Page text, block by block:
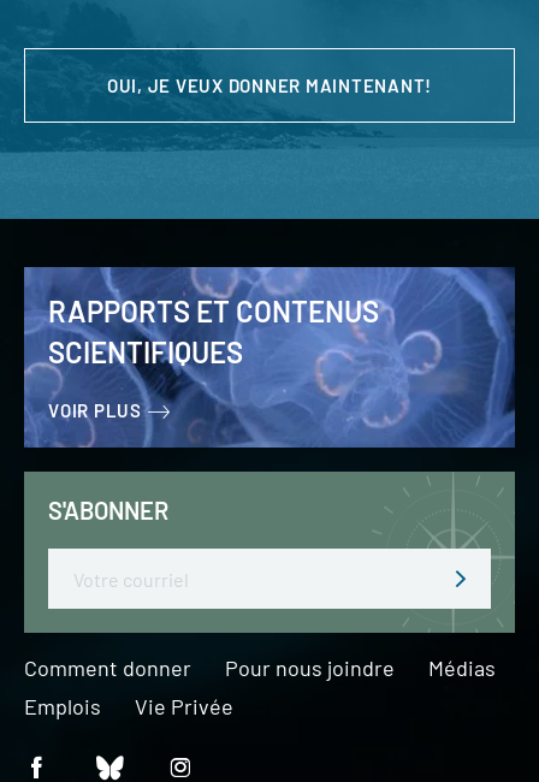
OUI, JE VEUX DONNER MAINTENANT!
RAPPORTS ET CONTENUS
SCIENTIFIQUES
VOIR PLUS
S'ABONNER
Comment donner Pour nous joindre
Médias
Emplois
Vie Privée